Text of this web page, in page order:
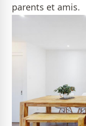
parents et amis.